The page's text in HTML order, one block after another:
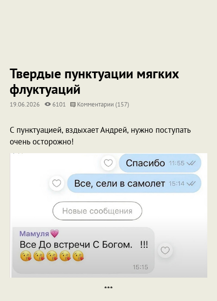
Твердые пунктуации мягких
флуктуаций
19.06.2026 6101 Комментарии (157)
С пунктуацией, вздыхает Андрей, нужно поступать
очень осторожно!
***